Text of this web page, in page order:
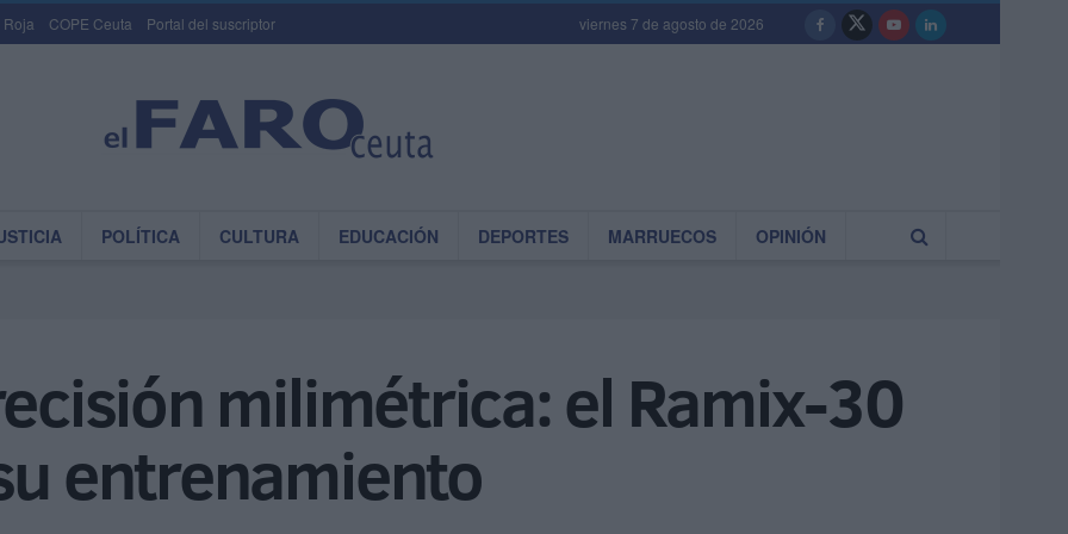
Roja COPE Ceuta Portal del suscriptor viernes 7 de agosto de 2026
POLÍTICA CULTURA EDUCACIÓN DEPORTES MARRUECOS OPINIÓN
milimétrica: el Ramix-30
entrenamiento